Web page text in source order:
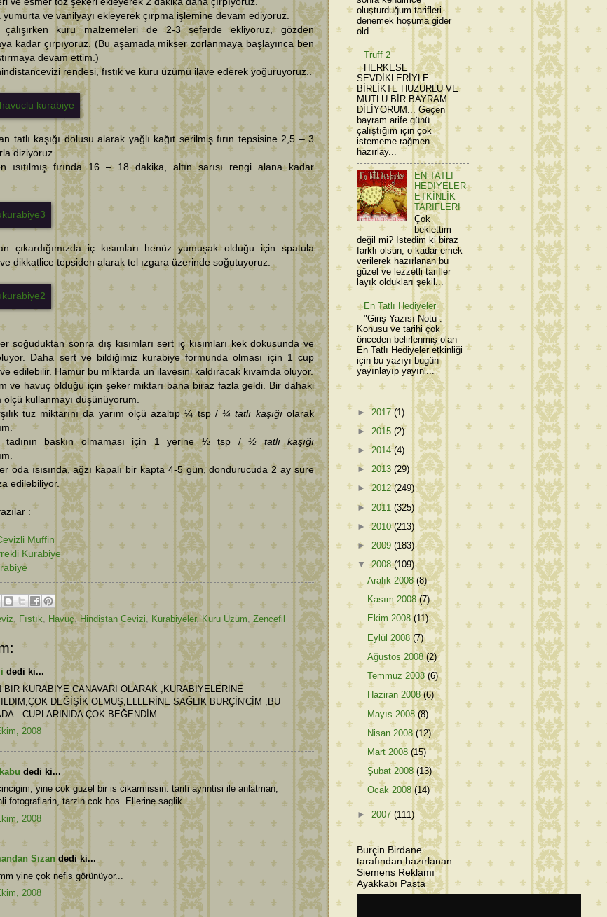
yumurta ve vanilyayı ekleyerek çırpma işlemine devam ediyoruz.
kuru malzemeleri de 2-3 seferde ekliyoruz, gözden
kadar çırpıyoruz. (Bu aşamada mikser zorlanmaya başlayınca ben
devam ettim.)
rendesi, fıstık ve kuru üzümü ilave ederek yoğuruyoruz..
tatlı kaşığı dolusu alarak yağlı kağıt serilmiş fırın tepsisine 2,5 – 3
diziyoruz.
ısıtılmış fırında 16 – 18 dakika, altın sarısı rengi alana kadar
çıkardığımızda iç kısımları henüz yumuşak olduğu için spatula
ve dikkatlice tepsiden alarak tel ızgara üzerinde soğutuyoruz.
soğuduktan sonra dış kısımları sert iç kısımları kek dokusunda ve
Daha sert ve bildiğimiz kurabiye formunda olması için 1 cup
edilebilir. Hamur bu miktarda un ilavesini kaldıracak kıvamda oluyor.
ve havuç olduğu için şeker miktarı bana biraz fazla geldi. Bir dahaki
ölçü kullanmayı düşünüyorum.
tuz miktarını da yarım ölçü azaltıp ¼ tsp /¼ tatlı kaşığıolarak
tadının baskın olmaması için 1 yerine ½ tsp /½ tatlı kaşığı
oda ısısında, ağzı kapalı bir kapta 4-5 gün, dondurucuda 2 ay süre
edilebiliyor.
:
Muffin
Kurabiye
, Fıstık, Havuç, Hindistan Cevizi, Kurabiyeler,Kuru Üzüm,Zencefil
dedi ki...
BİR KURABİYE CANAVARI OLARAK ,KURABİYELERİNE
DEĞİŞİK OLMUŞ,ELLERİNE SAĞLIK BURÇİN'CİM ,BU
ÇOK BEĞENDİM...
2008
dedi ki...
yine cok guzel bir is cikarmissin. tarifi ayrintisi ile anlatman,
fotograflarin, tarzin cok hos. Ellerine saglik
2008
Sızan dedi ki...
yine çok nefis görünüyor...
2008
oluşturduğum tarifleri
denemek hoşuma gider
old...
Truff 2
HERKESE
SEVDİKLERİYLE
BİRLİKTE HUZURLU VE
MUTLU BİR BAYRAM
DİLİYORUM... Geçen
bayram arife günü
çalıştığım için çok
istememe rağmen
hazırlay...
EN TATLI
HEDİYELER
ETKİNLİK
TARİFLERİ
Çok
beklettim
değil mi? İstedim ki biraz
farklı olsun, o kadar emek
verilerek hazırlanan bu
güzel ve lezzetli tarifler
layık oldukları şekil...
En Tatlı Hediyeler
"Giriş Yazısı Notu :
Konusu ve tarihi çok
önceden belirlenmiş olan
En Tatlı Hediyeler etkinliği
için bu yazıyı bugün
yayınlayıp yayınl...
►2017(1)
► 2015 (2)
►2014(4)
► 2013 (29)
►2012(249)
► 2011 (325)
►2010(213)
► 2009 (183)
▼2008(109)
Aralık 2008(8)
Kasım 2008(7)
Ekim 2008(11)
Eylül 2008(7)
Ağustos 2008(2)
Temmuz 2008(6)
Haziran 2008(6)
Mayıs 2008(8)
Nisan 2008(12)
Mart 2008(15)
Şubat 2008(13)
Ocak 2008(14)
► 2007 (111)
Burçin Birdane
tarafından hazırlanan
Siemens Reklamı
Ayakkabı Pasta